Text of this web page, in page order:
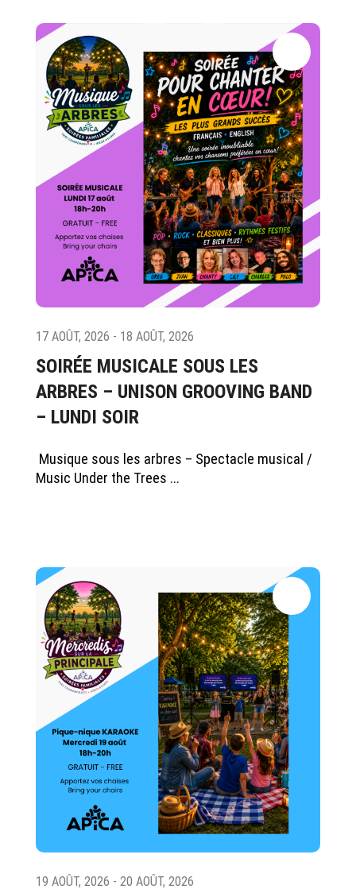
17 AOÛT, 2026 - 18 AOÛT, 2026
SOIRÉE MUSICALE SOUS LES
ARBRES – UNISON GROOVING BAND
– LUNDI SOIR
Musique sous les arbres – Spectacle musical /
Music Under the Trees ...
19 AOÛT, 2026 - 20 AOÛT, 2026